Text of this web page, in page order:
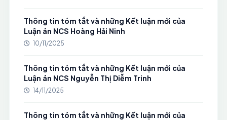
Thông tin tóm tắt và những Kết luận mới của
Luận án NCS Hoàng Hải Ninh
10/11/2025
Thông tin tóm tắt và những Kết luận mới của
Luận án NCS Nguyễn Thị Diễm Trinh
14/11/2025
Thông tin tóm tắt và những Kết luận mới của